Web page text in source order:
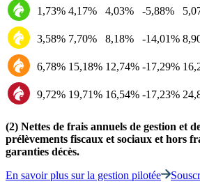
1,73% 4,17% 4,03% -5,88%
3,58% 7,70% 8,18% -14,01%
6,78% 15,18% 12,74% -17,29%
9,72% 19,71% 16,54% -17,23%
(2) Nettes de frais annuels de gestion et
prélèvements fiscaux et sociaux et hors
garanties décès.
En savoir plus sur la gestion pilotée